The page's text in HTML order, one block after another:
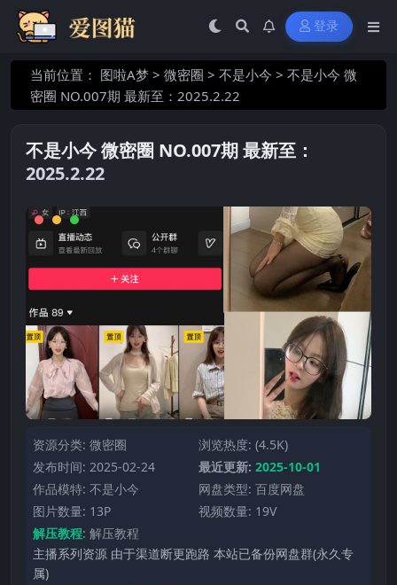
登录
当前位置： 图啦A梦 > 微密圈 > 不是小今 > 不是小今 微
密圈 NO.007期 最新至：2025.2.22
不是小今 微密圈 NO.007期 最新至：
2025.2.22
资源分类: 微密圈
浏览热度: (4.5K)
发布时间: 2025-02-24
最近更新: 2025-10-01
作品模特: 不是小今
网盘类型: 百度网盘
图片数量: 13P
视频数量: 19V
解压教程: 解压教程
主播系列资源 由于渠道断更跑路 本站已备份网盘群(永久专
属)